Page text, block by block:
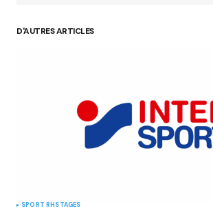
D'AUTRES ARTICLES
SPORT RH STAGES